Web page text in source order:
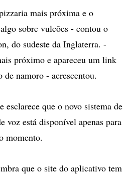
mais próxima e o
sobre vulcões - contou o
do sudeste da Inglaterra. -
próximo e apareceu um link
de namoro - acrescentou.
esclarece que o novo sistema de
voz está disponível apenas para
momento.
que o site do aplicativo tem